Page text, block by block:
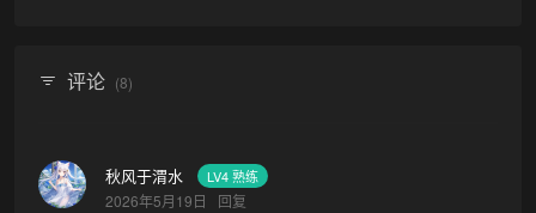
评论 (8)
秋风于渭水 LV4 熟练
2026年5月19日 回复